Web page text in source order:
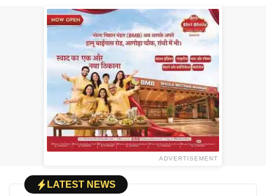
ADVERTISEMENT
LATEST NEWS